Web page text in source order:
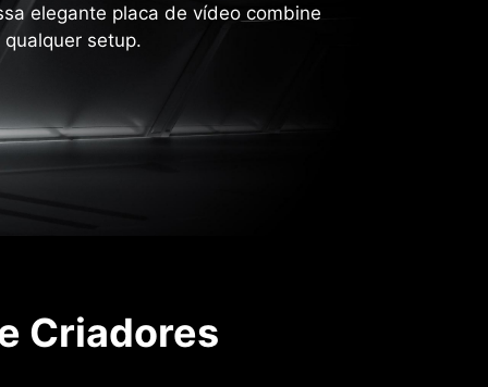
elegante placa de vídeo combine
setup.
Criadores